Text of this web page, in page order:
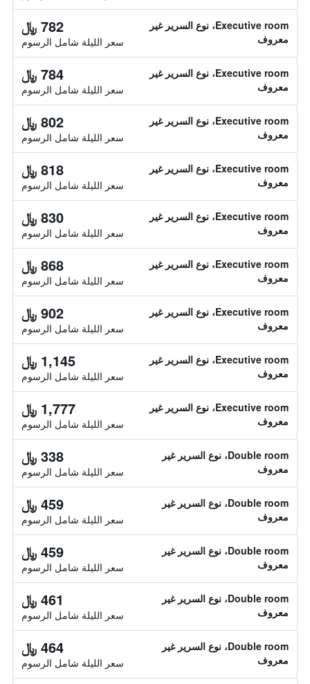
Executive room، نوع السرير غير
معروف
782 ﷼
سعر الليلة شامل الرسوم
Executive room، نوع السرير غير
معروف
784 ﷼
سعر الليلة شامل الرسوم
Executive room، نوع السرير غير
معروف
802 ﷼
سعر الليلة شامل الرسوم
Executive room، نوع السرير غير
معروف
818 ﷼
سعر الليلة شامل الرسوم
Executive room، نوع السرير غير
معروف
830 ﷼
سعر الليلة شامل الرسوم
Executive room، نوع السرير غير
معروف
868 ﷼
سعر الليلة شامل الرسوم
Executive room، نوع السرير غير
معروف
902 ﷼
سعر الليلة شامل الرسوم
Executive room، نوع السرير غير
معروف
1,145 ﷼
سعر الليلة شامل الرسوم
Executive room، نوع السرير غير
معروف
1,777 ﷼
سعر الليلة شامل الرسوم
Double room، نوع السرير غير
معروف
338 ﷼
سعر الليلة شامل الرسوم
Double room، نوع السرير غير
معروف
459 ﷼
سعر الليلة شامل الرسوم
Double room، نوع السرير غير
معروف
459 ﷼
سعر الليلة شامل الرسوم
Double room، نوع السرير غير
معروف
461 ﷼
سعر الليلة شامل الرسوم
Double room، نوع السرير غير
معروف
464 ﷼
سعر الليلة شامل الرسوم